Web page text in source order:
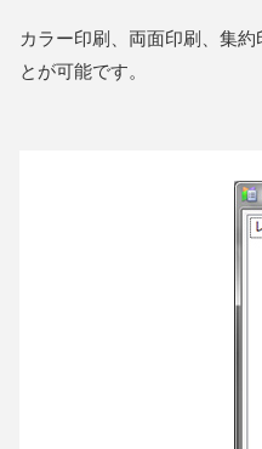
カラー印刷、両面印刷、集
とが可能です。